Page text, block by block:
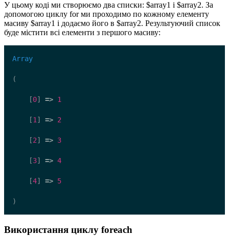
У цьому коді ми створюємо два списки: $array1 і $array2. За
допомогою циклу for ми проходимо по кожному елементу
масиву $array1 і додаємо його в $array2. Результуючий список
буде містити всі елементи з першого масиву:
Array
(
[0] => 1
[1] => 2
[2] => 3
[3] => 4
[4] => 5
)
Використання циклу foreach